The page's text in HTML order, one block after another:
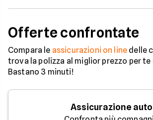
Offerte confrontate
Compara le assicurazioni on line delle
trova la polizza al miglior prezzo per te
Bastano 3 minuti!
Assicurazione auto